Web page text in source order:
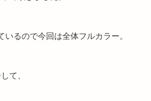
るので今回は全体フルカラー。
て、